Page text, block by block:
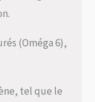
(Oméga 6),
tel que le